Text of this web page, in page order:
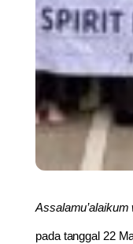
Assalamu’alaikum
pada tanggal 22